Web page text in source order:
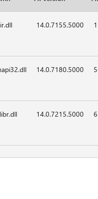
14.0.7155.5000
14.0.7180.5000
14.0.7215.5000